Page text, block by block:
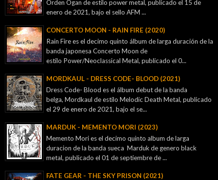
Orden Ogan de estilo power metal, publicado el 15 de
enero de 2021, bajo el sello AFM ...
CONCERTO MOON - RAIN FIRE (2020)
Rain Fire es el decimo quinto álbum de larga duración de la
banda japonesa Concerto Moon de
estilo Power/Neoclassical Metal, publicado el 0...
MORDKAUL - DRESS CODE- BLOOD (2021)
Dress Code- Blood es el álbum debut de la banda
belga, Mordkaul de estilo Melodic Death Metal, publicado
el 29 de enero de 2021, bajo el se...
MARDUK - MEMENTO MORI (2023)
Memento Mori es el decimo quinto album de larga
duracion de la banda sueca Marduk de genero black
metal, publicado el 01 de septiembre de ...
FATE GEAR - THE SKY PRISON (2021)